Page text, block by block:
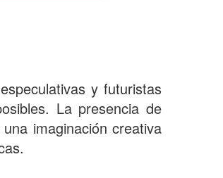
y futuristas
La presencia de
imaginación creativa